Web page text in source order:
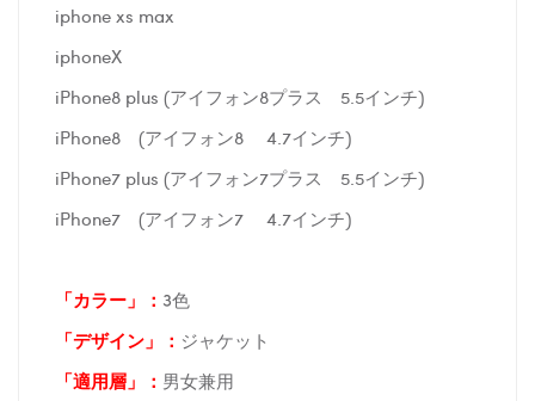
iphone xs max
iphoneX
iPhone8 plus (アイフォン8プラス 5.5インチ)
iPhone8 (アイフォン8 4.7インチ)
iPhone7 plus (アイフォン7プラス 5.5インチ)
iPhone7 (アイフォン7 4.7インチ)
「カラー」： 3色
「デザイン」
： ジャケット
「適用層」： 男女兼用